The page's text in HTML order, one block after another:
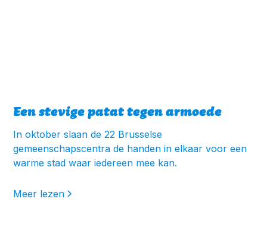
Een stevige patat tegen armoede
In oktober slaan de 22 Brusselse
gemeenschapscentra de handen in elkaar voor een
warme stad waar iedereen mee kan.
Meer lezen